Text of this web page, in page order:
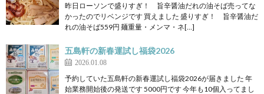
昨日ローソンで盛りすぎ！ 旨辛醤油だれの油そば売ってな
かったのでリベンジです 買えました 盛りすぎ！ 旨辛醤油だ
れの油そば559円 麺重量・メンマ・ネ[…]
五島軒の新春運試し福袋2026
2026.01.08
予約していた五島軒の新春運試し福袋2026が届きました 年
始業務開始後の発送です 5000円です 今年も10個入ってまし